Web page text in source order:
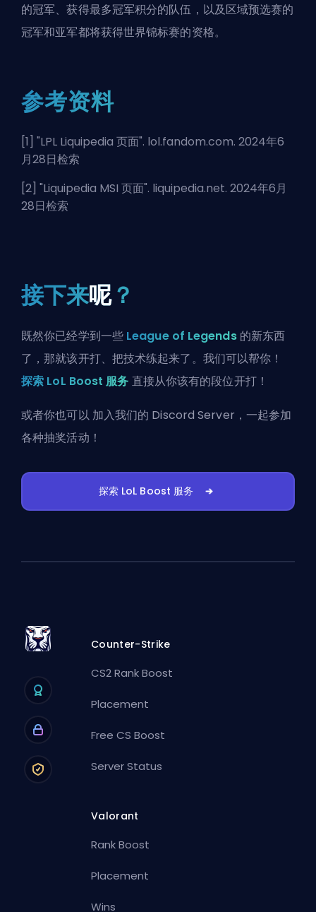
的冠军、获得最多冠军积分的队伍，以及区域预选赛的
冠军和亚军都将获得世界锦标赛的资格。
参考资料
[1] "LPL Liquipedia 页面". lol.fandom.com. 2024年6
月28日检索
[2] "Liquipedia MSI 页面". liquipedia.net. 2024年6月
28日检索
接下来呢？
既然你已经学到一些 League of Legends的新东西
了，那就该开打、把技术练起来了。我们可以帮你！
探索 LoL Boost 服务 直接从你该有的段位开打！
或者你也可以 加入我们的 Discord Server ，一起参加
各种抽奖活动！
探索 LoL Boost 服务
Counter-Strike
CS2 Rank Boost
Placement
Free CS Boost
Server Status
Valorant
Rank Boost
Placement
Wins